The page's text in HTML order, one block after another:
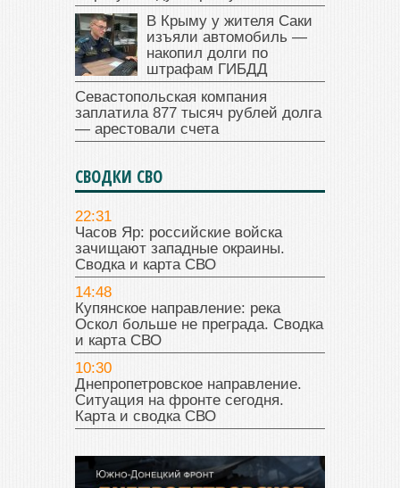
В Крыму у жителя Саки
изъяли автомобиль —
накопил долги по
штрафам ГИБДД
Севастопольская компания
заплатила 877 тысяч рублей долга
— арестовали счета
СВОДКИ СВО
22:31
Часов Яр: российские войска
зачищают западные окраины.
Сводка и карта СВО
14:48
Купянское направление: река
Оскол больше не преграда. Сводка
и карта СВО
10:30
Днепропетровское направление.
Ситуация на фронте сегодня.
Карта и сводка СВО